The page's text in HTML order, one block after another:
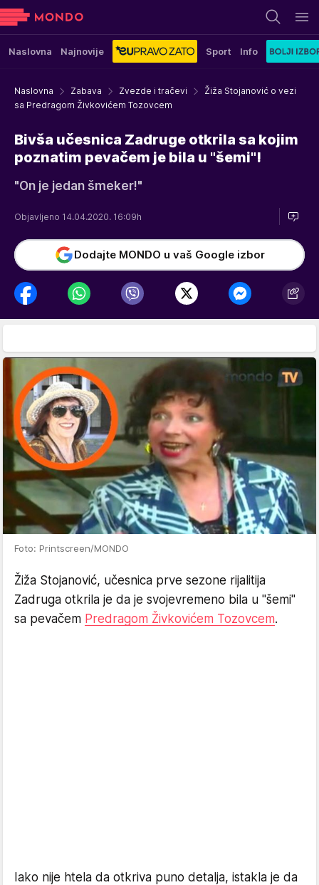
Naslovna Najnovije Sport Info
Naslovna Zabava Zvezde i tračevi
Žiža Stojanović o vezi
sa Predragom Živkovićem Tozovcem
Bivša učesnica Zadruge otkrila sa kojim
poznatim pevačem je bila u "šemi"!
"On je jedan šmeker!"
Objavljeno 14.04.2020. 16:09h
Dodajte MONDO u vaš Google izbor
Foto: Printscreen/MONDO
Žiža Stojanović, učesnica prve sezone rijalitija
Zadruga otkrila je da je svojevremeno bila u "šemi"
sa pevačem Predragom Živkovićem Tozovcem.
Iako nije htela da otkriva puno detalja, istakla je da